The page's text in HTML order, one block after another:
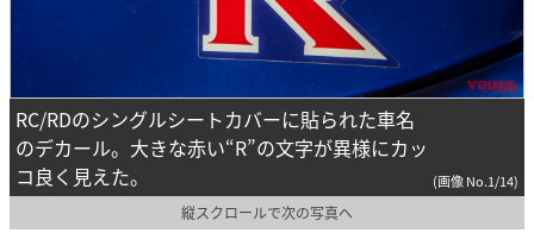
RC/RDのシングルシートカバーに貼られた車名
のデカール。大きな赤い“R”の文字が異様にカッ
コ良く見えた。
(画像 No.1/14)
縦スクロールで次の写真へ